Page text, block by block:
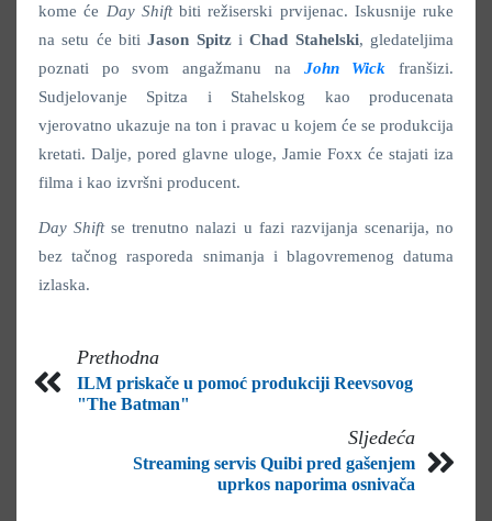
kome će Day Shiftbiti režiserski prvijenac. Iskusnije ruke
na setu će bitiJason SpitziChad Stahelski, gledateljima
poznati po svom angažmanu na John Wick franšizi.
Sudjelovanje Spitza i Stahelskog kao producenata
vjerovatno ukazuje na ton i pravac u kojem će se produkcija
kretati. Dalje, pored glavne uloge, Jamie Foxx će stajati iza
filma i kao izvršni producent.
Day Shiftse trenutno nalazi u fazi razvijanja scenarija, no
bez tačnog rasporeda snimanja i blagovremenog datuma
izlaska.
Prethodna
ILM priskače u pomoć produkciji Reevsovog
"The Batman"
Sljedeća
Streaming servis Quibi pred gašenjem
uprkos naporima osnivača